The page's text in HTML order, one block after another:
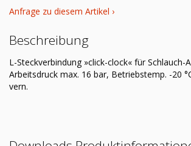
Anfrage zu diesem Artikel ›
Beschreibung
L-Steckverbindung »click-clock« für
Arbeitsdruck max. 16 bar, Betriebstemp. -20
vern.